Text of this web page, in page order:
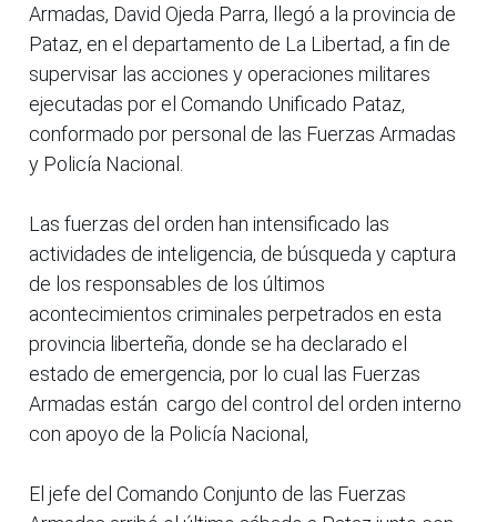
Armadas, David Ojeda Parra, llegó a la provincia de
Pataz, en el departamento de La Libertad, a fin de
supervisar las acciones y operaciones militares
ejecutadas por el Comando Unificado Pataz,
conformado por personal de las Fuerzas Armadas
y Policía Nacional.
Las fuerzas del orden han intensificado las
actividades de inteligencia, de búsqueda y captura
de los responsables de los últimos
acontecimientos criminales perpetrados en esta
provincia liberteña, donde se ha declarado el
estado de emergencia, por lo cual las Fuerzas
Armadas están cargo del control del orden interno
con apoyo de la Policía Nacional,
El jefe del Comando Conjunto de las Fuerzas